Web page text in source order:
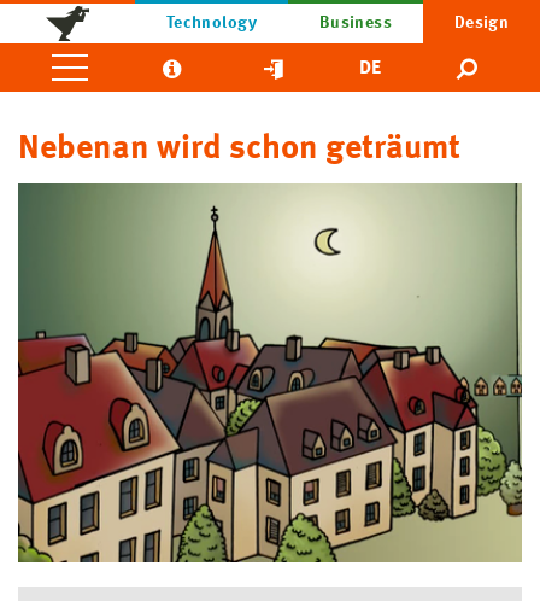
Technology Business Design
DE
Nebenan wird schon geträumt